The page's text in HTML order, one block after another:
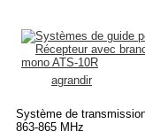
agrandir
Système de
863-865 MHz